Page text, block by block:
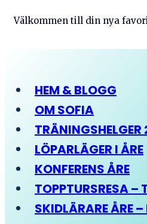
Välkommen till din nya
HEM & BLOGG
OM SOFIA
LÖPARLÄGER I ÅRE
KONFERENS ÅRE
TOPPTURSRESA –
SKIDLÄRARE ÅRE